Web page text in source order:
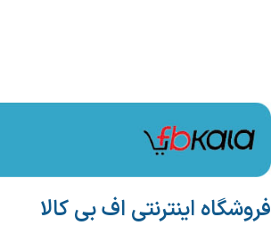
فروشگاه اینترنتی اف بی کالا